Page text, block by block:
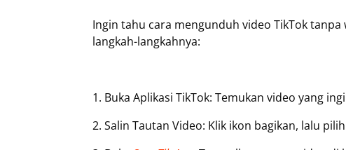
Ingin tahu cara mengunduh video TikTok
langkah-langkahnya:
1. Buka Aplikasi TikTok: Temukan video yang
2. Salin Tautan Video: Klik ikon bagikan, lalu